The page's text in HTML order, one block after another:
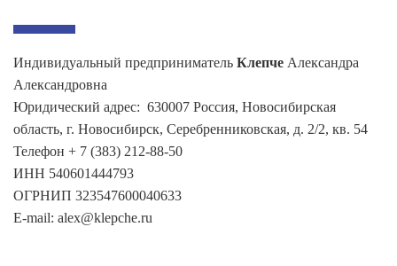
Индивидуальный предприниматель Клепче Александра
Александровна
Юридический адрес: 630007 Россия, Новосибирская
область, г. Новосибирск, Серебренниковская, д. 2/2, кв. 54
Телефон + 7 (383) 212-88-50
ИНН 540601444793
ОГРНИП 323547600040633
E-mail: alex@klepche.ru